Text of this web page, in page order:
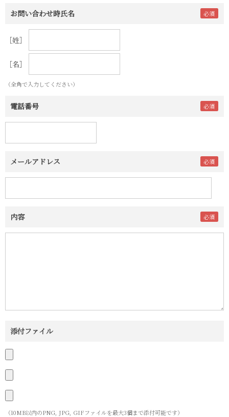
お問い合わせ時氏名
［姓］
［名］
（全角で入力してください）
電話番号
メールアドレス
内容
添付ファイル
（10MB以内のPNG, JPG, GIFファイルを最大3個まで添付可能です）